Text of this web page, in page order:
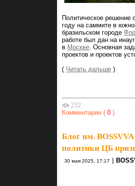
Политическое решение
году на саммите в
бразильском городе
работе был дан на
в Москве . Основная
проектов и проектов
( Читать дальше )
232
Комментарии ( 0 )
Блог им. BOSSVVA|
политики ЦБ
30 мая 2025, 17:17